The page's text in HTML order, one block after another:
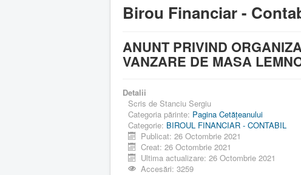
Birou Financiar -
ANUNT PRIVIND
VANZARE DE MASA
Detalii
Scris de Stanciu Sergiu
Categoria părinte: Pagina Cetăţeanului
Categorie: BIROUL FINANCIAR - CONTABIL
Publicat: 26 Octombrie 2021
Creat: 26 Octombrie 2021
Ultima actualizare: 26 Octombrie 2021
Accesări: 3259